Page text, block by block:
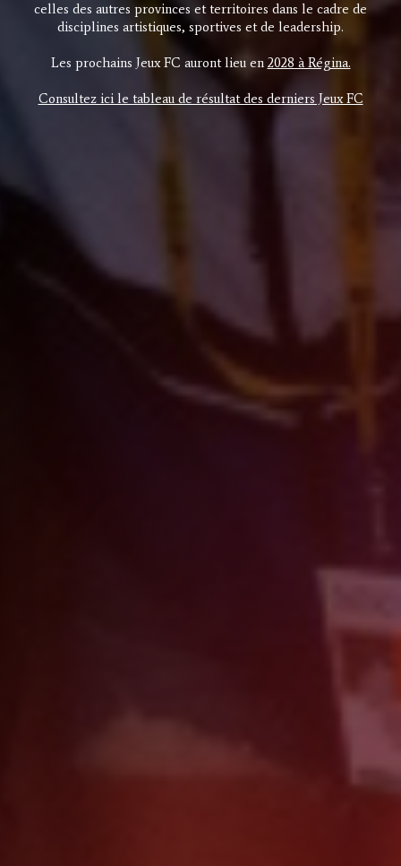
celles des autres provinces et territoires dans le cadre de
disciplines artistiques, sportives et de leadership.
Les prochains Jeux FC auront lieu en 2028 à Régina.
Consultez ici le tableau de résultat des derniers Jeux FC